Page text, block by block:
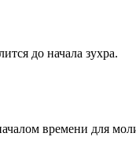
до начала зухра.
времени для